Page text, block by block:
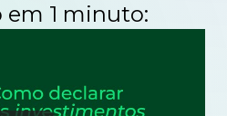
em 1 minuto: